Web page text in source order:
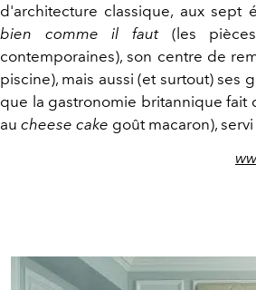
d'architecture classique, aux sept
bien comme il faut(les
contemporaines), son centre de
piscine), mais aussi (et surtout) ses
que la gastronomie britannique
au cheese cake goût macaron),